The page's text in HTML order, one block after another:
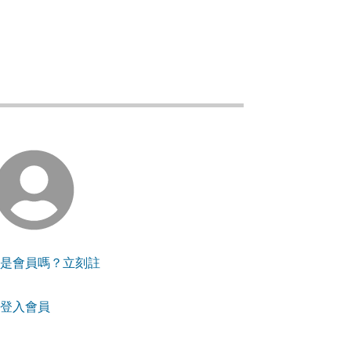
會員嗎？立刻註
入會員